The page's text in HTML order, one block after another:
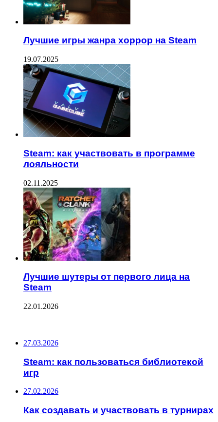
Лучшие игры жанра хоррор на Steam
19.07.2025
Steam: как участвовать в программе
лояльности
02.11.2025
Лучшие шутеры от первого лица на
Steam
22.01.2026
27.03.2026
Steam: как пользоваться библиотекой
игр
27.02.2026
Как создавать и участвовать в турнирах